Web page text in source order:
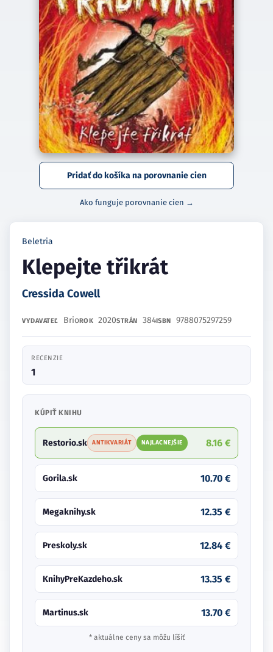
Pridať do košíka na porovnanie cien
Ako funguje porovnanie cien →
Beletria
Klepejte třikrát
Cressida Cowell
VYDAVATEĽ BrioROK 2020STRÁN 384ISBN 9788075297259
RECENZIE
1
KÚPIŤ KNIHU
Restorio.sk ANTIKVARIÁT NAJLACNEJŠIE 8.16 €
Gorila.sk 10.70 €
Megaknihy.sk 12.35 €
Preskoly.sk 12.84 €
KnihyPreKazdeho.sk 13.35 €
Martinus.sk 13.70 €
* aktuálne ceny sa môžu líšiť